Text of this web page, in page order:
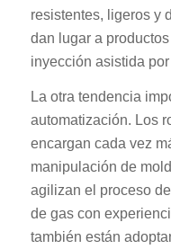
resistentes, ligeros y
dan lugar a
inyección asistida por
La otra tendencia
automatización. Los
encargan cada vez
manipulación de
agilizan el proceso
de gas con
también están